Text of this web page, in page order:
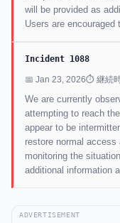
will be provided as
Users are
Incident 1088
📅 Jan 23, 2026⏱ 継続
We are currently
attempting to reach
appear to be
restore normal access
monitoring the
additional information
ADVERTISEMENT